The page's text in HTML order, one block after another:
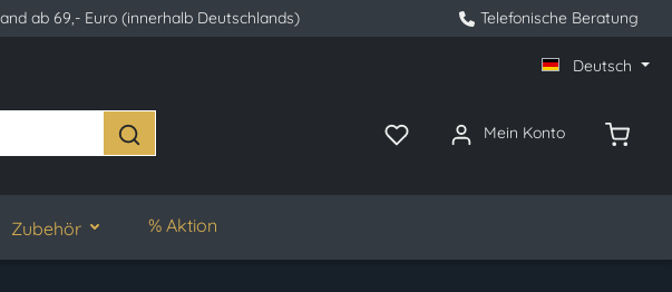
ab 69,- Euro (innerhalb Deutschlands) Telefonische Beratung
Deutsch
Mein Konto
Zubehör % Aktion